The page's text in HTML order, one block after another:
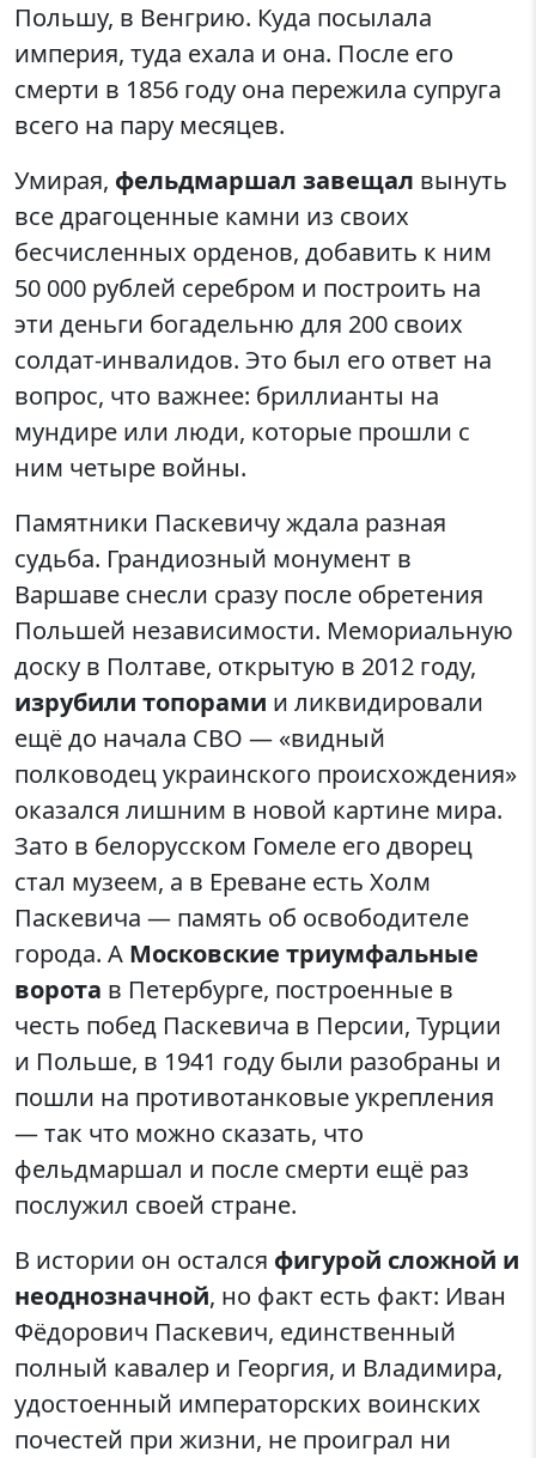
Польшу, в Венгрию. Куда посылала
империя, туда ехала и она. После его
смерти в 1856 году она пережила супруга
всего на пару месяцев.
Умирая, фельдмаршал завещал вынуть
все драгоценные камни из своих
бесчисленных орденов, добавить к ним
50 000 рублей серебром и построить на
эти деньги богадельню для 200 своих
солдат-инвалидов. Это был его ответ на
вопрос, что важнее: бриллианты на
мундире или люди, которые прошли с
ним четыре войны.
Памятники Паскевичу ждала разная
судьба. Грандиозный монумент в
Варшаве снесли сразу после обретения
Польшей независимости. Мемориальную
доску в Полтаве, открытую в 2012 году,
изрубили топорами и ликвидировали
ещё до начала СВО — «видный
полководец украинского происхождения»
оказался лишним в новой картине мира.
Зато в белорусском Гомеле его дворец
стал музеем, а в Ереване есть Холм
Паскевича — память об освободителе
города. А Московские триумфальные
ворота в Петербурге, построенные в
честь побед Паскевича в Персии, Турции
и Польше, в 1941 году были разобраны и
пошли на противотанковые укрепления
— так что можно сказать, что
фельдмаршал и после смерти ещё раз
послужил своей стране.
В истории он остался фигурой сложной и
неоднозначной, но факт есть факт: Иван
Фёдорович Паскевич, единственный
полный кавалер и Георгия, и Владимира,
удостоенный императорских воинских
почестей при жизни, не проиграл ни